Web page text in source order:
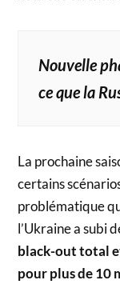
Nouvelle
ce que la
La prochaine
certains
problématique
l’Ukraine a subi
black-out total
pour plus de 10